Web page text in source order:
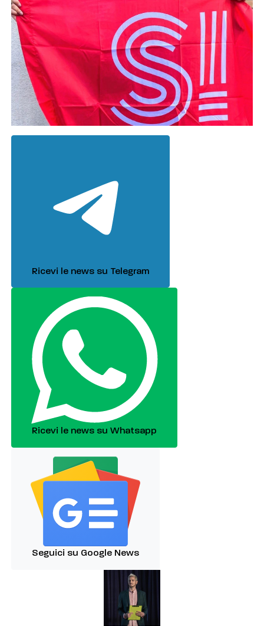
Ricevi le news su Telegram
Ricevi le news su Whatsapp
Seguici su Google News